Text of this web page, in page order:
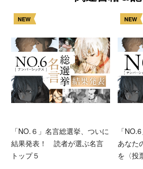
NEW
「NO.６」名言総選挙、ついに
結果発表！ 読者が選ぶ名言
トップ５
NEW
「
あなた
を〈投